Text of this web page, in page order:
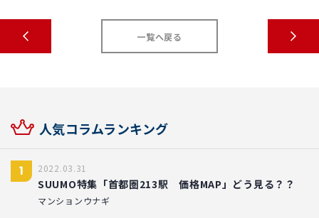
一覧へ戻る
人気コラムランキング
1 2022.03.31
SUUMO特集「首都圏213駅 価格MAP」どう見る？？
マンションウナギ